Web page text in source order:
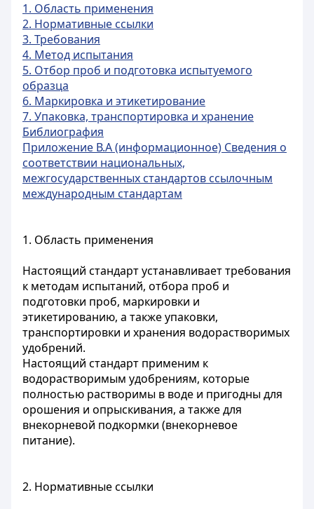
1. Область применения
2. Нормативные ссылки
3. Требования
4. Метод испытания
5. Отбор проб и подготовка испытуемого
образца
6. Маркировка и этикетирование
7. Упаковка, транспортировка и хранение
Библиография
Приложение В.А (информационное) Сведения о
соответствии национальных,
межгосударственных стандартов ссылочным
международным стандартам
1. Область применения
Настоящий стандарт устанавливает требования
к методам испытаний, отбора проб и
подготовки проб, маркировки и
этикетированию, а также упаковки,
транспортировки и хранения водорастворимых
удобрений.
Настоящий стандарт применим к
водорастворимым удобрениям, которые
полностью растворимы в воде и пригодны для
орошения и опрыскивания, а также для
внекорневой подкормки (внекорневое
питание).
2. Нормативные ссылки